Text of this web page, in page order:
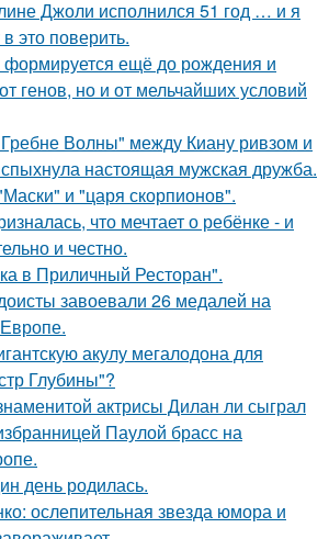
Джоли исполнился 51 год … и я
это поверить.
формируется ещё до рождения и
генов, но и от мельчайших условий
Волны" между Киану ривзом и
настоящая мужская дружба.
и "царя скорпионов".
что мечтает о ребёнке - и
и честно.
в Приличный Ресторан".
завоевали 26 медалей на
акулу мегалодона для
Глубины"?
актрисы Дилан ли сыграл
Паулой брасс на
день родилась.
ослепительная звезда юмора и